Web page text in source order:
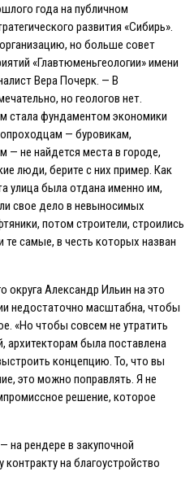
года на публичном
развития «Сибирь».
но больше совет
«Главтюменьгеологии» имени
Вера Почерк. — В
но геологов нет.
стала фундаментом экономики
— буровикам,
не найдется места в городе,
люди, берите с них пример. Как
улица была отдана именно им,
свое дело в невыносимых
потом строители, строились
самые, в честь которых назван
округа Александр Ильин на это
недостаточно масштабна, чтобы
«Но чтобы совсем не утратить
архитекторам была поставлена
концепцию. То, что вы
это можно поправлять. Я не
решение, которое
на рендере в закупочной
на благоустройство